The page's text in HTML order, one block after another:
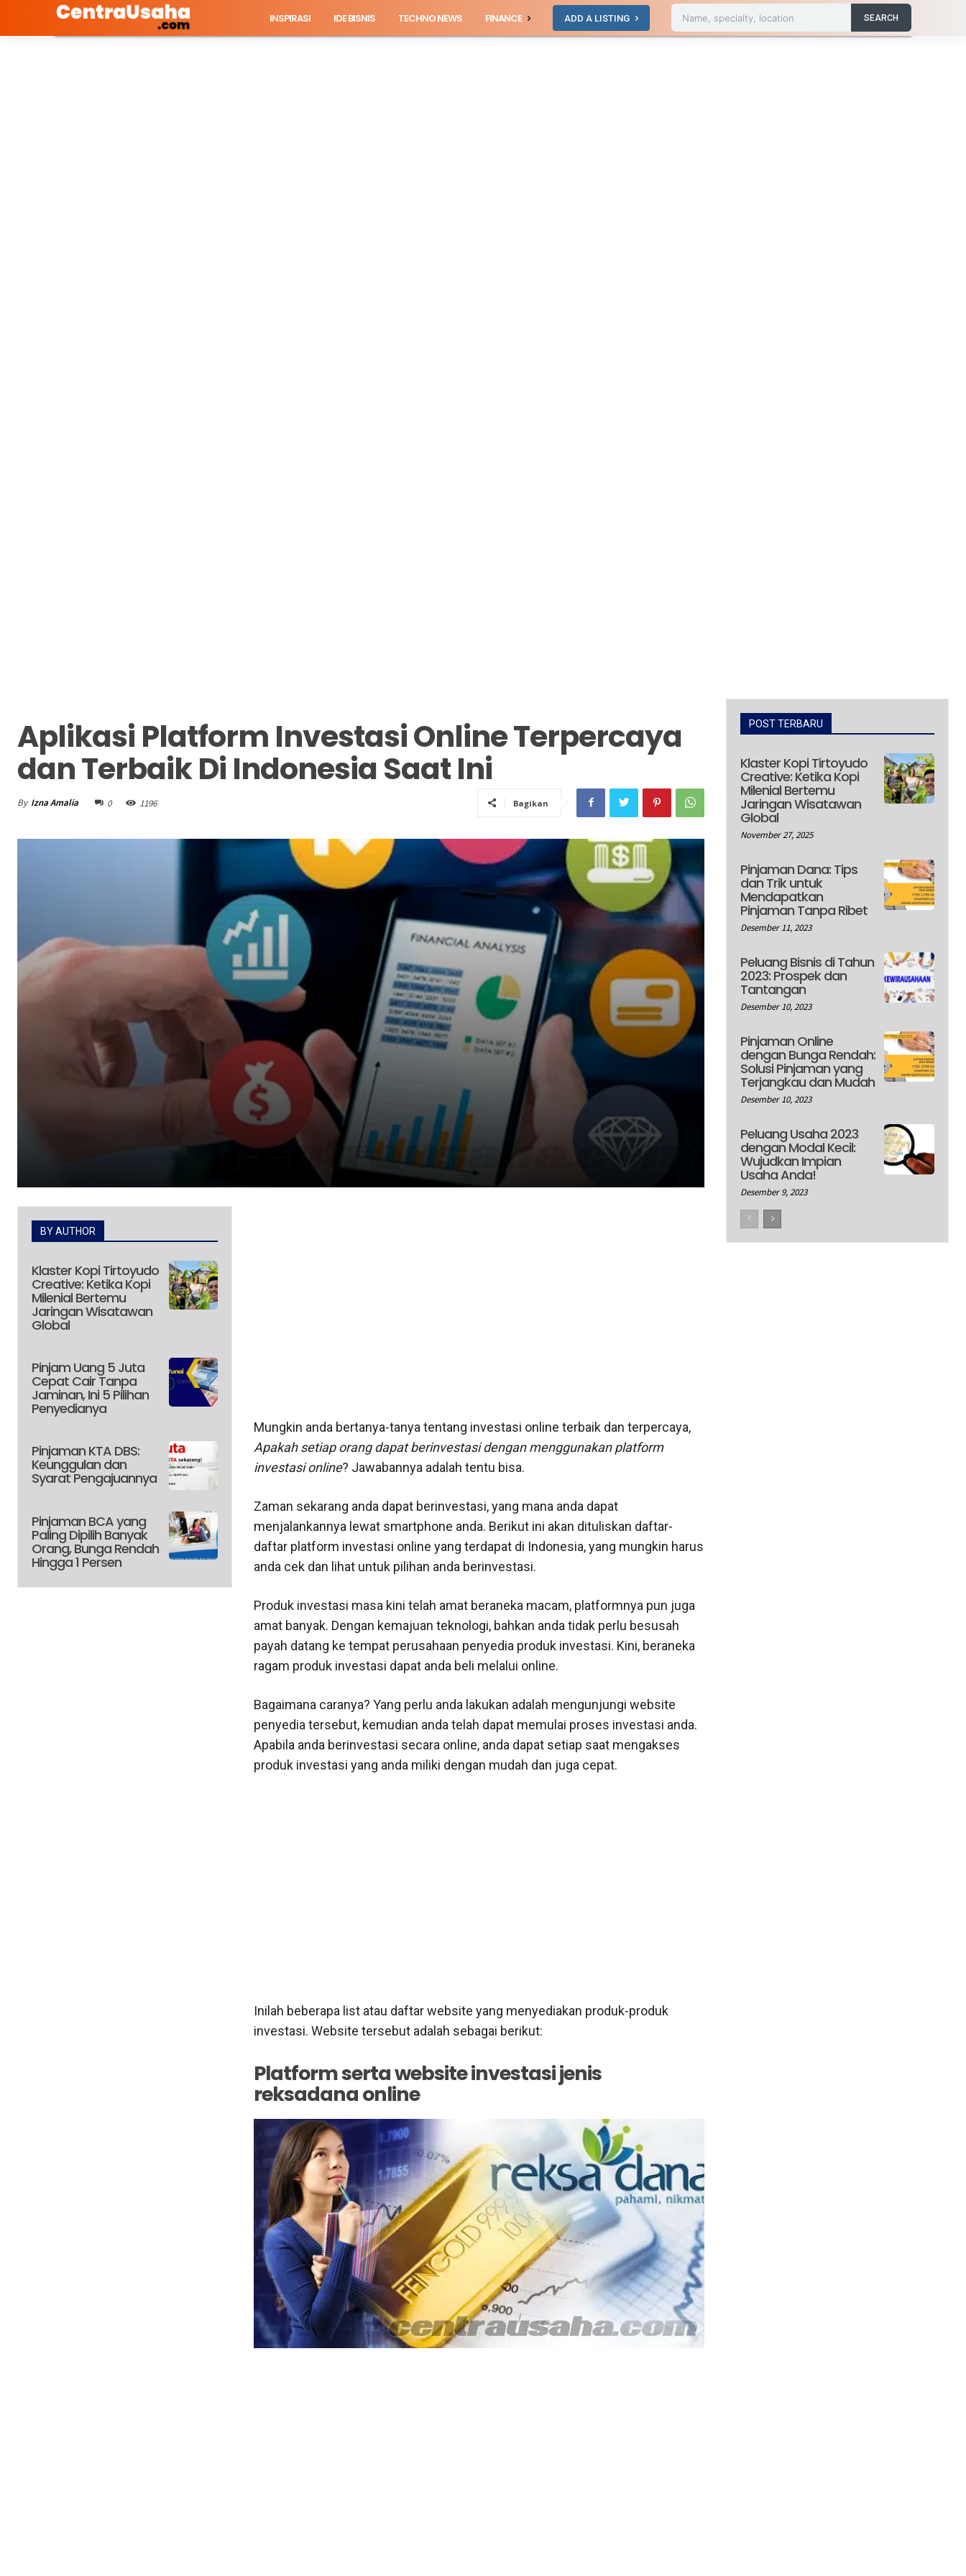
INSPIRASI IDE BISNIS TECHNO NEWS FINANCE ADD A LISTING Name, specialty, location SEARCH
Aplikasi Platform Investasi Online Terpercaya
dan Terbaik Di Indonesia Saat Ini
By Izna Amalia 0 1196 Bagikan
BY AUTHOR
Klaster Kopi Tirtoyudo
Creative: Ketika Kopi
Milenial Bertemu
Jaringan Wisatawan
Global
Pinjam Uang 5 Juta
Cepat Cair Tanpa
Jaminan, Ini 5 Pilihan
Penyedianya
Pinjaman KTA DBS:
Keunggulan dan
Syarat Pengajuannya
Pinjaman BCA yang
Paling Dipilih Banyak
Orang, Bunga Rendah
Hingga 1 Persen
Mungkin anda bertanya-tanya tentang investasi online terbaik dan terpercaya,
Apakah setiap orang dapat berinvestasi dengan menggunakan platform
investasi online? Jawabannya adalah tentu bisa.
Zaman sekarang anda dapat berinvestasi, yang mana anda dapat
menjalankannya lewat smartphone anda. Berikut ini akan dituliskan daftar-
daftar platform investasi online yang terdapat di Indonesia, yang mungkin harus
anda cek dan lihat untuk pilihan anda berinvestasi.
Produk investasi masa kini telah amat beraneka macam, platformnya pun juga
amat banyak. Dengan kemajuan teknologi, bahkan anda tidak perlu besusah
payah datang ke tempat perusahaan penyedia produk investasi. Kini, beraneka
ragam produk investasi dapat anda beli melalui online.
Bagaimana caranya? Yang perlu anda lakukan adalah mengunjungi website
penyedia tersebut, kemudian anda telah dapat memulai proses investasi anda.
Apabila anda berinvestasi secara online, anda dapat setiap saat mengakses
produk investasi yang anda miliki dengan mudah dan juga cepat.
Inilah beberapa list atau daftar website yang menyediakan produk-produk
investasi. Website tersebut adalah sebagai berikut:
Platform serta website investasi jenis
reksadana online
POST TERBARU
Klaster Kopi Tirtoyudo
Creative: Ketika Kopi
Milenial Bertemu
Jaringan Wisatawan
Global
November 27, 2025
Pinjaman Dana: Tips
dan Trik untuk
Mendapatkan
Pinjaman Tanpa Ribet
Desember 11, 2023
Peluang Bisnis di Tahun
2023: Prospek dan
Tantangan
Desember 10, 2023
Pinjaman Online
dengan Bunga Rendah:
Solusi Pinjaman yang
Terjangkau dan Mudah
Desember 10, 2023
Peluang Usaha 2023
dengan Modal Kecil:
Wujudkan Impian
Usaha Anda!
Desember 9, 2023